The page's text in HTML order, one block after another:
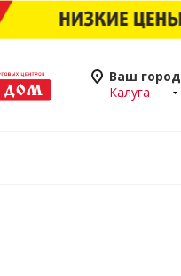
Ваш город
Калуга